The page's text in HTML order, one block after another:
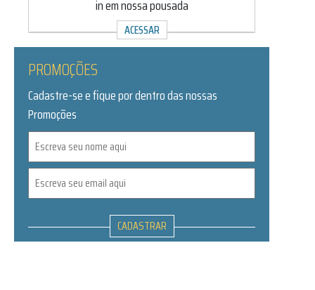
in em nossa pousada
ACESSAR
PROMOÇÕES
Cadastre-se e fique por dentro das nossas
Promoções
CADASTRAR